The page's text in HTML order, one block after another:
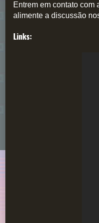
Entrem em contato com
alimente a discussão
Links: